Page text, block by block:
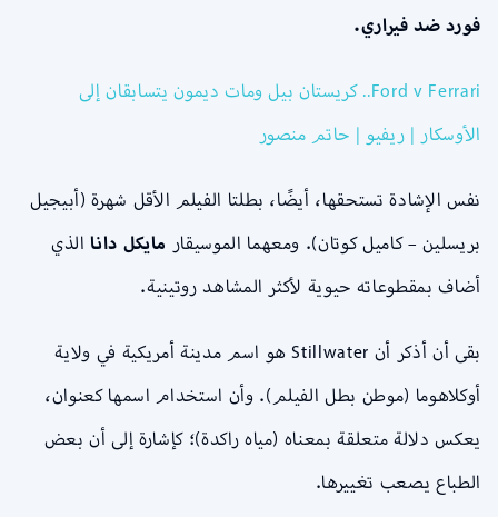
فورد ضد فيراري.
Ford v Ferrari.. كريستان بيل ومات ديمون يتسابقان إلى
الأوسكار | ريفيو | حاتم منصور
نفس الإشادة تستحقها، أيضًا، بطلتا الفيلم الأقل شهرة (أبيجيل
بريسلين – كاميل كوتان). ومعهما الموسيقار مايكل داناالذي
أضاف بمقطوعاته حيوية لأكثر المشاهد روتينية.
بقى أن أذكر أن Stillwater هو اسم مدينة أمريكية في ولاية
أوكلاهوما (موطن بطل الفيلم). وأن استخدام اسمها كعنوان،
يعكس دلالة متعلقة بمعناه (مياه راكدة)؛ كإشارة إلى أن بعض
الطباع يصعب تغييرها.